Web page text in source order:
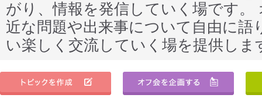
がり、情報を発信していく場です
近な問題や出来事について自由に
い楽しく交流していく場を提供しま